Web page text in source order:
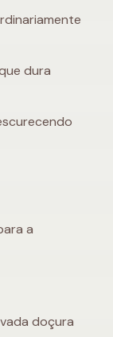
dura
a
doçura